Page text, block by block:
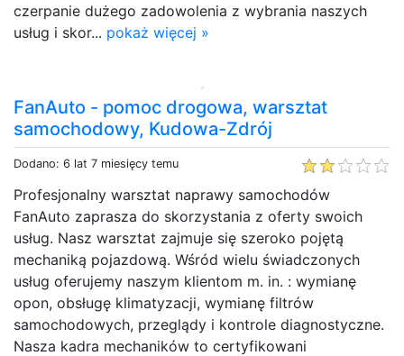
czerpanie dużego zadowolenia z wybrania naszych
usług i skor... pokaż więcej »
FanAuto - pomoc drogowa, warsztat
samochodowy, Kudowa-Zdrój
Dodano: 6 lat 7 miesięcy temu
Profesjonalny warsztat naprawy samochodów
FanAuto zaprasza do skorzystania z oferty swoich
usług. Nasz warsztat zajmuje się szeroko pojętą
mechaniką pojazdową. Wśród wielu świadczonych
usług oferujemy naszym klientom m. in. : wymianę
opon, obsługę klimatyzacji, wymianę filtrów
samochodowych, przeglądy i kontrole diagnostyczne.
Nasza kadra mechaników to certyfikowani